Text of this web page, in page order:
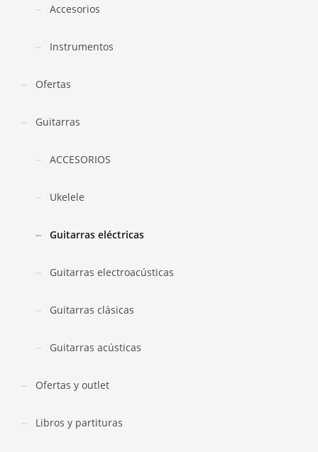
Accesorios
Instrumentos
Ofertas
Guitarras
ACCESORIOS
Ukelele
Guitarras eléctricas
Guitarras electroacústicas
Guitarras clásicas
Guitarras acústicas
Ofertas y outlet
Libros y partituras